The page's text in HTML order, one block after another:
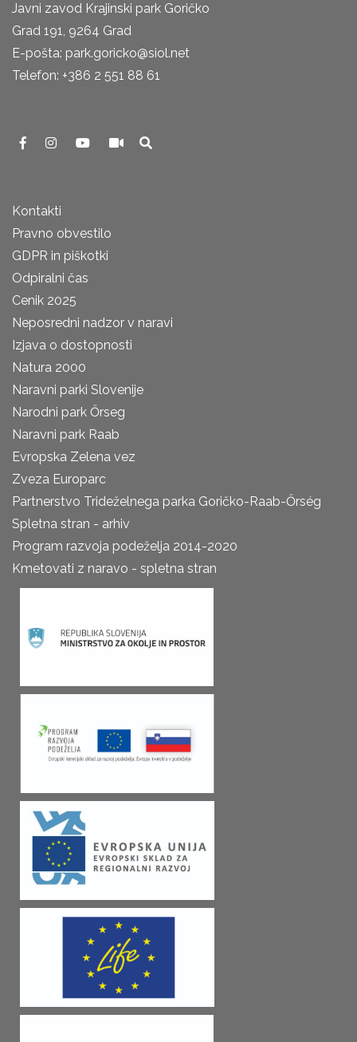
Javni zavod Krajinski park Goričko
Grad 191, 9264 Grad
E-pošta: park.goricko@siol.net
Telefon: +386 2 551 88 61
Kontakti
Pravno obvestilo
GDPR in piškotki
Odpiralni čas
Cenik 2025
Neposredni nadzor v naravi
Izjava o dostopnosti
Natura 2000
Naravni parki Slovenije
Narodni park Őrseg
Naravni park Raab
Evropska Zelena vez
Zveza Europarc
Partnerstvo Trideželnega parka Goričko-Raab-Őrség
Spletna stran - arhiv
Program razvoja podeželja 2014-2020
Kmetovati z naravo - spletna stran